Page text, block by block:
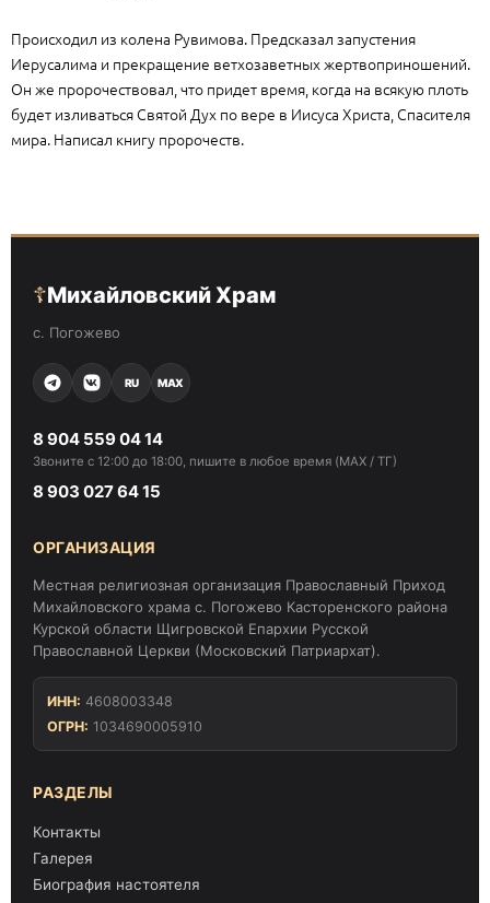
Происходил из колена Рувимова. Предсказал запустения
Иерусалима и прекращение ветхозаветных жертвоприношений.
Он же пророчествовал, что придет время, когда на всякую плоть
будет изливаться Святой Дух по вере в Иисуса Христа, Спасителя
мира. Написал книгу пророчеств.
☦Михайловский Храм
с. Погожево
RU MAX
8 904 559 04 14
Звоните с 12:00 до 18:00, пишите в любое время (MAX / ТГ)
8 903 027 64 15
ОРГАНИЗАЦИЯ
Местная религиозная организация Православный Приход
Михайловского храма с. Погожево Касторенского района
Курской области Щигровской Епархии Русской
Православной Церкви (Московский Патриархат).
ИНН: 4608003348
ОГРН: 1034690005910
РАЗДЕЛЫ
Контакты
Галерея
Биография настоятеля